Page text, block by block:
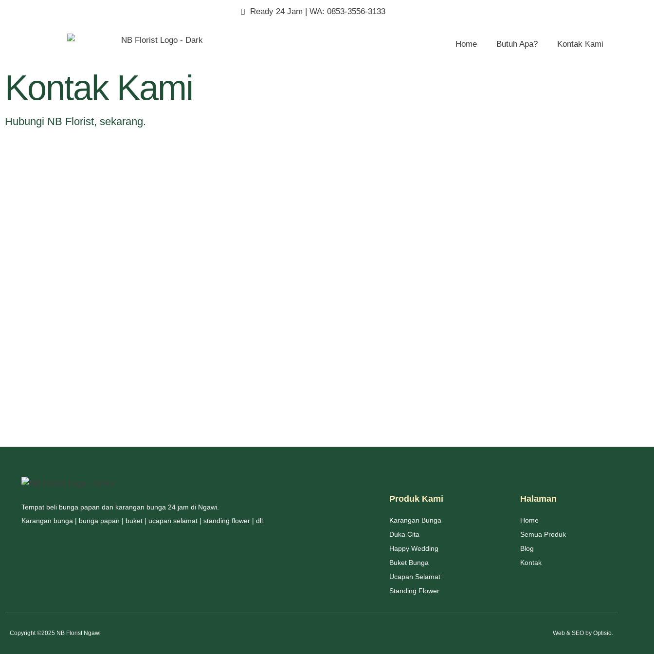
Ready 24 Jam | WA: 0853-3556-3133
Home Butuh Apa? Kontak Kami
Kontak Kami
Hubungi NB Florist, sekarang.
Tempat beli bunga papan dan karangan bunga 24 jam di Ngawi.
Karangan bunga | bunga papan | buket | ucapan selamat | standing flower | dll.
Produk Kami
Karangan Bunga
Duka Cita
Happy Wedding
Buket Bunga
Ucapan Selamat
Standing Flower
Halaman
Home
Semua Produk
Blog
Kontak
Copyright ©2025 NB Florist Ngawi Web & SEO by Optisio.